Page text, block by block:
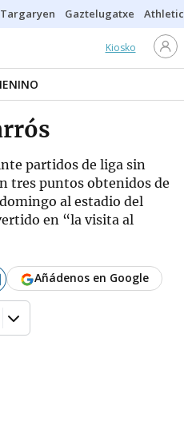
Targaryen Gaztelugatxe Athletic
Kiosko
partidos de liga sin
tres puntos obtenidos de
al estadio del
en “la visita al
Añádenos en Google